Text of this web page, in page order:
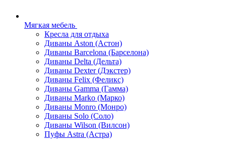
Мягкая мебель
Кресла для отдыха
Диваны Aston (Астон)
Диваны Barcelona (Барселона)
Диваны Delta (Дельта)
Диваны Dexter (Дэкстер)
Диваны Felix (Феликс)
Диваны Gamma (Гамма)
Диваны Marko (Марко)
Диваны Monro (Монро)
Диваны Solo (Соло)
Диваны Wilson (Вилсон)
Пуфы Astra (Астра)